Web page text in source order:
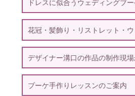
ドレスに似合うウェディングブ
花冠・髪飾り・リストレット・
デザイナー溝口の作品の制作現場
ブーケ手作りレッスンのご案内